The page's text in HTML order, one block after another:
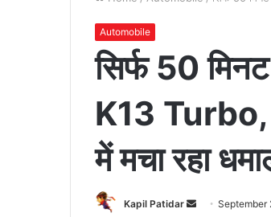
Automobile
सिर्फ 50
K13 Turbo,
में मचा रहा
Kapil Patidar
SendSeptember